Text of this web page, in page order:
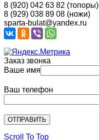
8 (920) 042 63 82 (топоры)
8 (929) 038 89 08 (ножи)
sparta-bulat@yandex.ru
Заказ звонка
Ваше имя
Ваш телефон
Scroll To Top